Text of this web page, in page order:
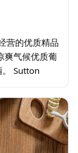
营的优质精品
爽气候优质葡
Sutton